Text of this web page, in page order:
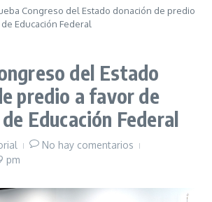
Congreso del Estado donación de predio
Educación Federal
del Estado
predio a favor de
Educación Federal
No hay comentarios
pm